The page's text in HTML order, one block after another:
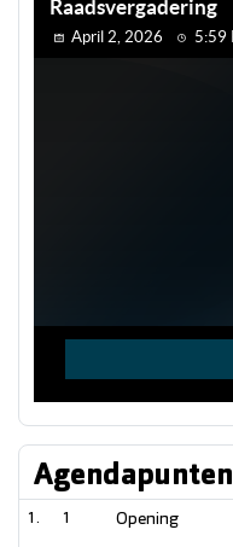
Agendapunten
1 Opening